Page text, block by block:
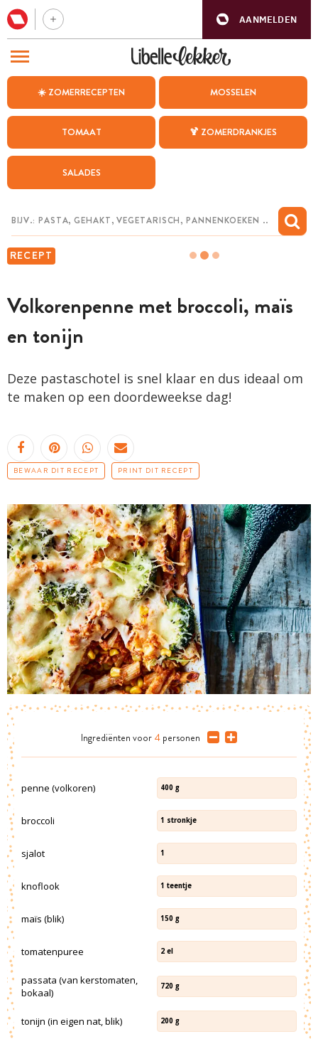
AANMELDEN
☀️ ZOMERRECEPTEN MOSSELEN
TOMAAT 🍹 ZOMERDRANKJES
SALADES
RECEPT
Volkorenpenne met broccoli, maïs
en tonijn
Deze pastaschotel is snel klaar en dus ideaal om
te maken op een doordeweekse dag!
BEWAAR DIT RECEPT PRINT DIT RECEPT
Ingrediënten voor 4 personen
penne (volkoren) 400 g
broccoli 1 stronkje
sjalot 1
knoflook 1 teentje
maïs (blik) 150 g
tomatenpuree 2 el
passata (van kerstomaten,
bokaal)
720 g
tonijn (in eigen nat, blik) 200 g
BEZOEK ONZE ANDERE WEBSITES
WEEKMENU
CHAT MET MAIA
MIJN BEWAARDE RECEPTEN